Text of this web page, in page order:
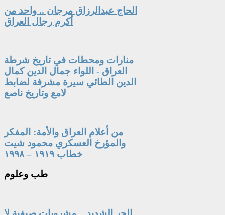
الحاج عبدالرزاق مرجان .. واحد من
أكرم رجال العراق
منارات ومحطات في تاريخ شرطة
العراق - اللواء جمال الدين كمال
الدين الطائي سيرة مشرفة لضابط
لامع وتاريخ ناصع
من أعلام العراق والأمة: المفكر
والمؤرخ العسكري محمود شيت
خطاب ١٩١٩ – ١٩٩٨
طب وعلوم